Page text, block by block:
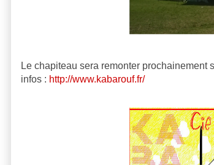
Le chapiteau sera remonter prochainement
infos : http://www.kabarouf.fr/